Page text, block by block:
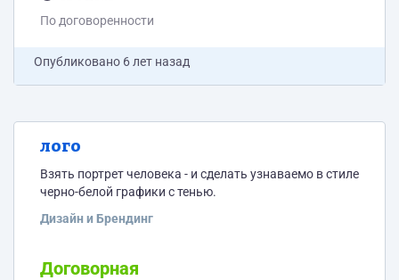
По договоренности
Опубликовано 6 лет назад
лого
Взять портрет человека - и сделать узнаваемо в стиле
черно-белой графики с тенью.
Дизайн и Брендинг
Договорная